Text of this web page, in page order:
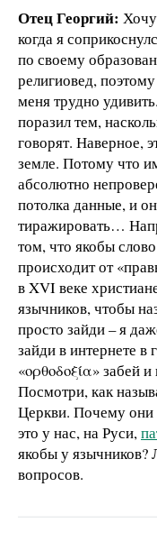
Отец Георгий:
когда я
по своему
религиовед,
меня трудно
поразил тем,
говорят. Наверное,
земле. Потому что
абсолютно
потолка данные, и
тиражировать…
том, что якобы
происходит от
в XVI веке
язычников, чтобы
просто зайди – я
зайди в интернете в
«ορθοδοξία» забей
Посмотри, как
Церкви. Почему они
это у нас, на Руси,
якобы у язычников?
вопросов.